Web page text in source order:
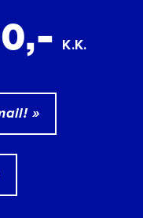
K.K.
»